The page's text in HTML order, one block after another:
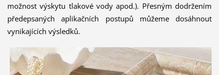
možnost výskytu tlakové vody apod.). Přesným dodržením
předepsaných aplikačních postupů můžeme dosáhnout
vynikajících výsledků.